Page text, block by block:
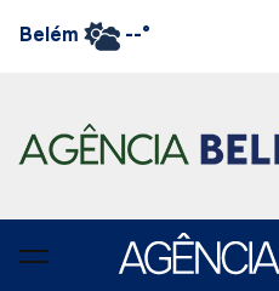
Belém --°